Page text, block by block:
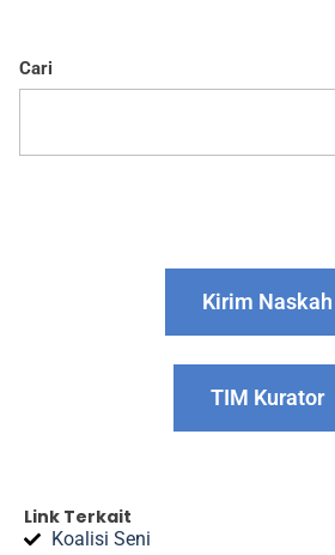
Cari
Kirim Naskah
TIM Kurator
Link Terkait
Koalisi Seni